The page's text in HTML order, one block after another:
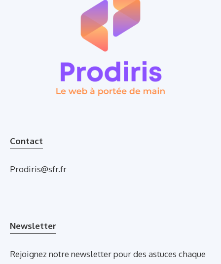
Contact
Prodiris@sfr.fr
Newsletter
Rejoignez notre newsletter pour des astuces chaque